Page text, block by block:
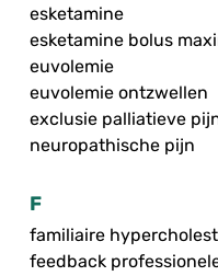
esketamine
esketamine bolus
euvolemie
euvolemie ontzwellen
exclusie palliatieve
neuropathische pijn
F
familiaire
feedback